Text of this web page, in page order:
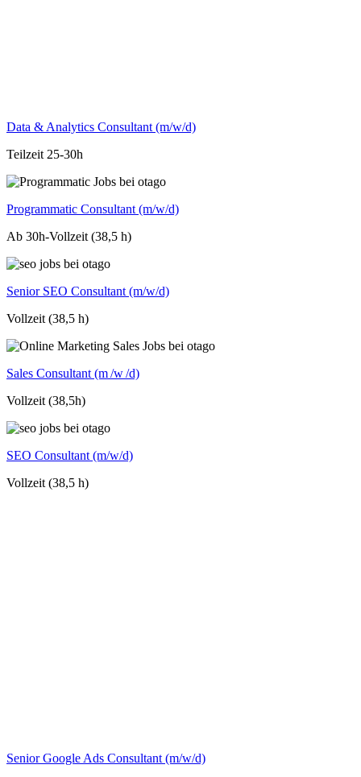
Data & Analytics Consultant (m/w/d)
Teilzeit 25-30h
Programmatic Consultant (m/w/d)
Ab 30h-Vollzeit (38,5 h)
Senior SEO Consultant (m/w/d)
Vollzeit (38,5 h)
Sales Consultant (m /w /d)
Vollzeit (38,5h)
SEO Consultant (m/w/d)
Vollzeit (38,5 h)
Senior Google Ads Consultant (m/w/d)